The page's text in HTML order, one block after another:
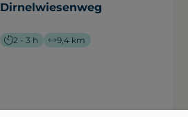
Dirnelwiesenweg
2 - 3 h 9,4 km